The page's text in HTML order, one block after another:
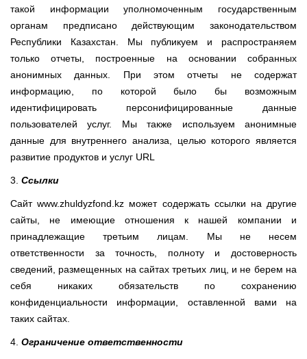
такой информации уполномоченным государственным
органам предписано действующим законодательством
Республики Казахстан. Мы публикуем и распространяем
только отчеты, построенные на основании собранных
анонимных данных. При этом отчеты не содержат
информацию, по которой было бы возможным
идентифицировать персонифицированные данные
пользователей услуг. Мы также используем анонимные
данные для внутреннего анализа, целью которого является
развитие продуктов и услуг URL
3. Ссылки
Сайт www.zhuldyzfond.kz может содержать ссылки на другие
сайты, не имеющие отношения к нашей компании и
принадлежащие третьим лицам. Мы не несем
ответственности за точность, полноту и достоверность
сведений, размещенных на сайтах третьих лиц, и не берем на
себя никаких обязательств по сохранению
конфиденциальности информации, оставленной вами на
таких сайтах.
4. Ограничение ответственности